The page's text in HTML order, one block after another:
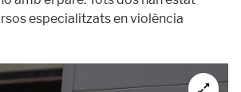
especialitzats en violència